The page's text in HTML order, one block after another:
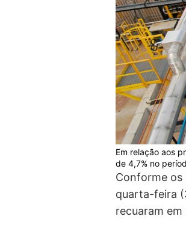
Em relação aos
de 4,7% no
Conforme os
quarta-feira
recuaram em